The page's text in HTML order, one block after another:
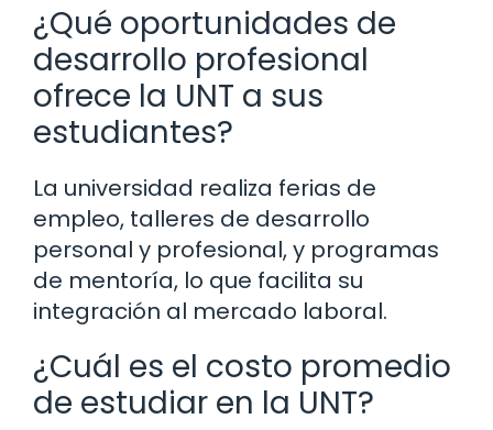
¿Qué oportunidades de
desarrollo profesional
ofrece la UNT a sus
estudiantes?
La universidad realiza ferias de
empleo, talleres de desarrollo
personal y profesional, y programas
de mentoría, lo que facilita su
integración al mercado laboral.
¿Cuál es el costo promedio
de estudiar en la UNT?